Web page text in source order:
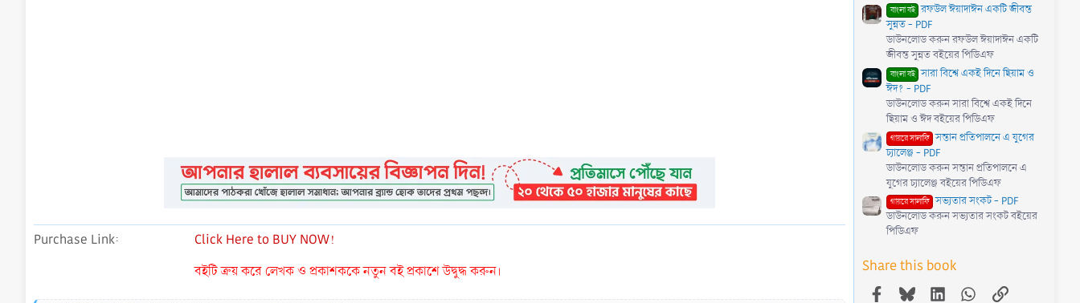
Purchase Link
Click Here to BUY NOW!
বইটি ক্রয় করে লেখক ও প্রকাশককে নতুন বই প্রকাশে উদ্বুদ্ধ করুন।
বাংলা বই রফউল ঈয়াদাঈন একটি জীবন্ত
সুন্নত - PDF
ডাউনলোড করুন রফউল ঈয়াদাঈন একটি
জীবন্ত সুন্নত বইয়ের পিডিএফ
বাংলা বই সারা বিশ্বে একই দিনে ছিয়াম ও
ঈদ? - PDF
ডাউনলোড করুন সারা বিশ্বে একই দিনে
ছিয়াম ও ঈদ বইয়ের পিডিএফ
গায়রে সালাফি সন্তান প্রতিপালনে এ যুগের
চ্যালেঞ্জ - PDF
ডাউনলোড করুন সন্তান প্রতিপালনে এ
যুগের চ্যালেঞ্জ বইয়ের পিডিএফ
গায়রে সালাফি সভ্যতার সংকট - PDF
ডাউনলোড করুন সভ্যতার সংকট বইয়ের
পিডিএফ
Share this book
Facebook
BlueskyLinkedInWhatsApp
Link